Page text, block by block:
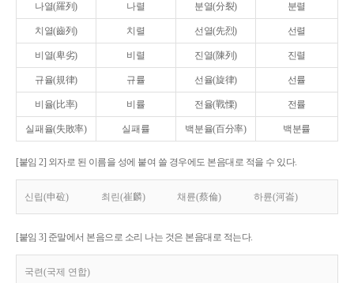
나열(羅列) 나렬 분열(分裂) 분렬
치열(齒列) 치렬 선열(先烈) 선렬
비열(卑劣) 비렬 진열(陳列) 진렬
규율(規律) 규률 선율(旋律) 선률
비율(比率) 비률 전율(戰慄) 전률
실패율(失敗率) 실패률 백분율(百分率) 백분률
[붙임 2] 외자로 된 이름을 성에 붙여 쓸 경우에도 본음대로 적을 수 있다.
신립(申砬) 최린(崔麟) 채륜(蔡倫) 하륜(河崙)
[붙임 3] 준말에서 본음으로 소리 나는 것은 본음대로 적는다.
국련(국제 연합)